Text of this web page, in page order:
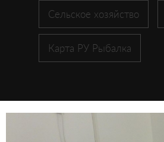
Сельское хозяйство
Карта РУ Рыбалка